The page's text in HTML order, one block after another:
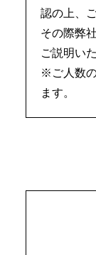
認の上、
その際弊
ご説明い
※ご人数
ます。